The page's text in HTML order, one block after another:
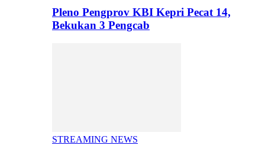
Pleno Pengprov KBI Kepri Pecat 14,
Bekukan 3 Pengcab
STREAMING NEWS